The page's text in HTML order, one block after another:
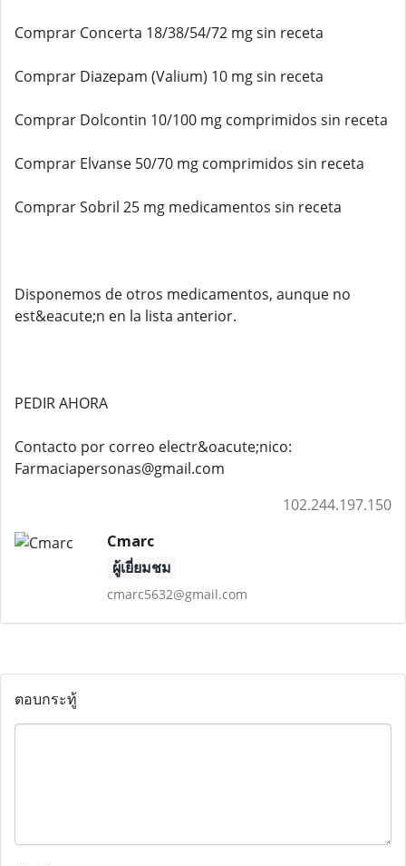
Comprar Concerta 18/38/54/72 mg sin receta
Comprar Diazepam (Valium) 10 mg sin receta
Comprar Dolcontin 10/100 mg comprimidos sin receta
Comprar Elvanse 50/70 mg comprimidos sin receta
Comprar Sobril 25 mg medicamentos sin receta
Disponemos de otros medicamentos, aunque no
est&eacute;n en la lista anterior.
PEDIR AHORA
Contacto por correo electr&oacute;nico:
Farmaciapersonas@gmail.com
102.244.197.150
Cmarc
ผู้เยี่ยมชม
cmarc5632@gmail.com
ตอบกระทู้